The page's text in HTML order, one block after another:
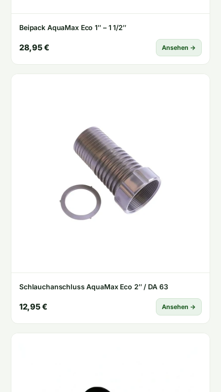
Beipack AquaMax Eco 1″ – 1 1/2″
28,95 € Ansehen →
Schlauchanschluss AquaMax Eco 2″ / DA 63
12,95 € Ansehen →